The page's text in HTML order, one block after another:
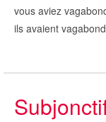
vous aviez
ils avaient vagabond